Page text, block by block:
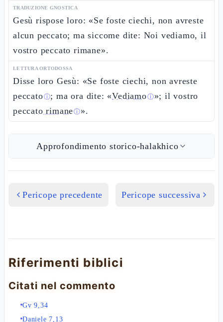
TRADUZIONE GNOSTICA
Gesù rispose loro: «Se foste ciechi, non avreste
alcun peccato; ma siccome dite: Noi vediamo, il
vostro peccato rimane».
LETTURA ORTODOSSA
Disse loro Gesù: «Se foste ciechi, non avreste
peccatoⓘ; ma ora dite: «Vediamoⓘ»; il vostro
peccato rimaneⓘ».
Approfondimento storico-halakhico
Pericope precedente Pericope successiva
Riferimenti biblici
Citati nel commento
Gv 9,34
Daniele 7,13